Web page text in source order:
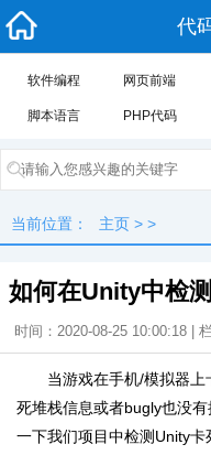
代
软件编程 网页前端
脚本语言 PHP代码
当前位置： 主页 > >
如何在Unity中检
时间：2020-08-25 10:00:18 |
当游戏在手机/模拟器
死堆栈信息或者bugly也没
一下我们项目中检测Unity卡